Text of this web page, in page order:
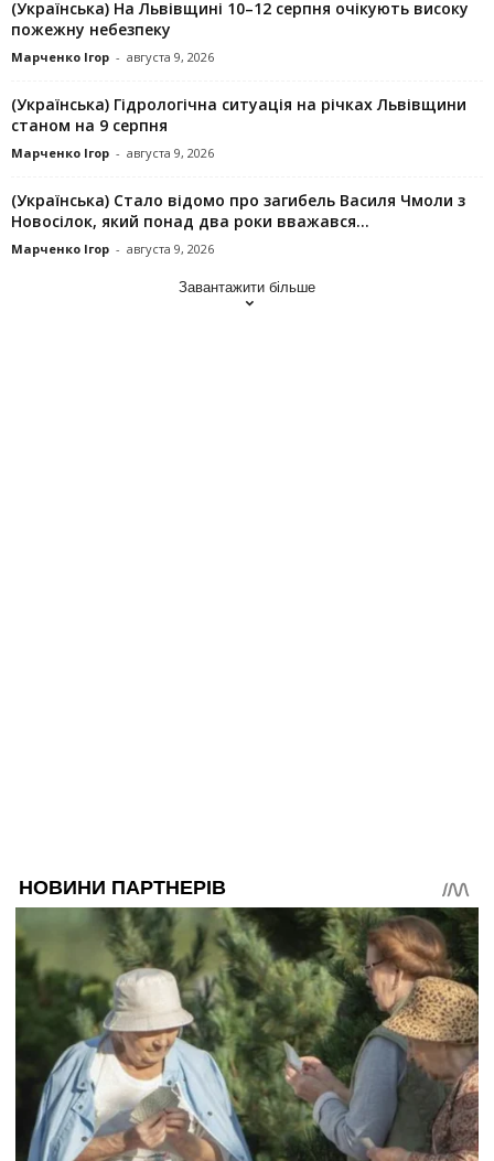
(Українська) На Львівщині 10–12 серпня очікують високу
пожежну небезпеку
Марченко Ігор - августа 9, 2026
(Українська) Гідрологічна ситуація на річках Львівщини
станом на 9 серпня
Марченко Ігор - августа 9, 2026
(Українська) Стало відомо про загибель Василя Чмоли з
Новосілок, який понад два роки вважався...
Марченко Ігор - августа 9, 2026
Завантажити більше